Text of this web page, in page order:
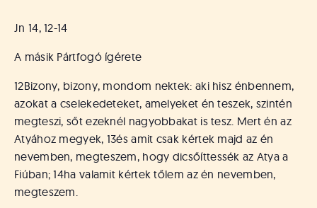
Jn 14, 12-14
A másik Pártfogó ígérete
12Bizony, bizony, mondom nektek: aki hisz énbennem,
azokat a cselekedeteket, amelyeket én teszek, szintén
megteszi, sőt ezeknél nagyobbakat is tesz. Mert én az
Atyához megyek, 13és amit csak kértek majd az én
nevemben, megteszem, hogy dicsőíttessék az Atya a
Fiúban; 14ha valamit kértek tőlem az én nevemben,
megteszem.